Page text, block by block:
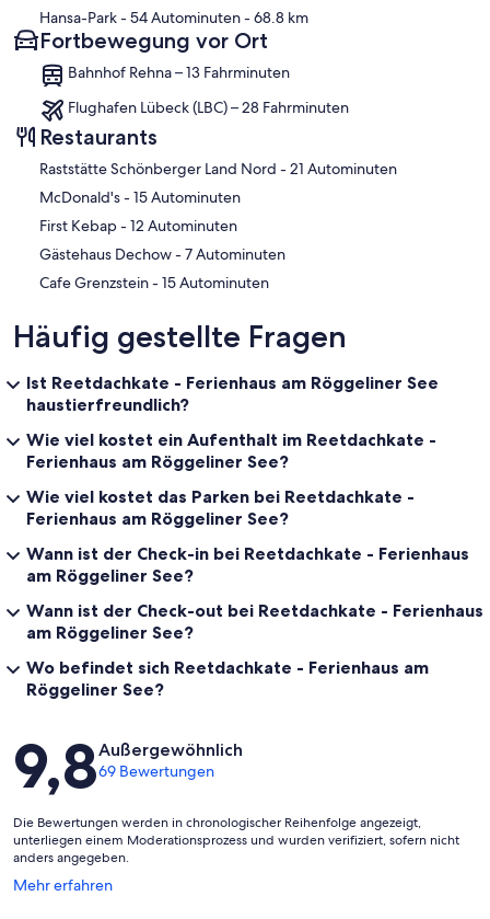
Hansa-Park- 54 Autominuten- 68.8 km
Fortbewegung vor Ort
Bahnhof Rehna – 13 Fahrminuten
Flughafen Lübeck (LBC) – 28 Fahrminuten
Restaurants
‪Raststätte Schönberger Land Nord - ‬21 Autominuten
‪McDonald's - ‬15 Autominuten
‪First Kebap - ‬12 Autominuten
‪Gästehaus Dechow - ‬7 Autominuten
‪Cafe Grenzstein - ‬15 Autominuten
Häufig gestellte Fragen
Ist Reetdachkate - Ferienhaus am Röggeliner See
haustierfreundlich?
Wie viel kostet ein Aufenthalt im Reetdachkate -
Ferienhaus am Röggeliner See?
Wie viel kostet das Parken bei Reetdachkate -
Ferienhaus am Röggeliner See?
Wann ist der Check-in bei Reetdachkate - Ferienhaus
am Röggeliner See?
Wann ist der Check-out bei Reetdachkate - Ferienhaus
am Röggeliner See?
Wo befindet sich Reetdachkate - Ferienhaus am
Röggeliner See?
Bewertungen
9,8Außergewöhnlich
69 Bewertungen
Die Bewertungen werden in chronologischer Reihenfolge angezeigt,
unterliegen einem Moderationsprozess und wurden verifiziert, sofern nicht
anders angegeben.
Mehr erfahren
Wird